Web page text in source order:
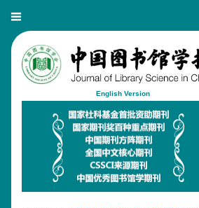
English Version